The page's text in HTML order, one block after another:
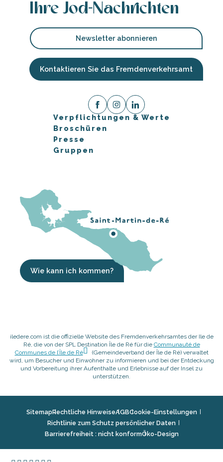
Ihre Jod-Nachrichten
Newsletter abonnieren
Kontaktieren Sie das Fremdenverkehrsamt
Verpflichtungen & Werte
Broschüren
Presse
Gruppen
Wie kann ich kommen?
iledere.com ist die offizielle Website des Fremdenverkehrsamtes der Ile de
Ré, die von der SPL Destination Île de Ré für die Communauté de
Communes de l’Île de Ré
(Gemeindeverband der Île de Ré) verwaltet
wird, um Besucher und Einwohner zu informieren und bei der Entdeckung
und Vorbereitung ihrer Aufenthalte und Erlebnisse auf der Insel zu
unterstützen.
SitemapRechtliche HinweiseAGBCookie-Einstellungen
Richtlinie zum Schutz persönlicher Daten
Barrierefreiheit : nicht konformÖko-Design